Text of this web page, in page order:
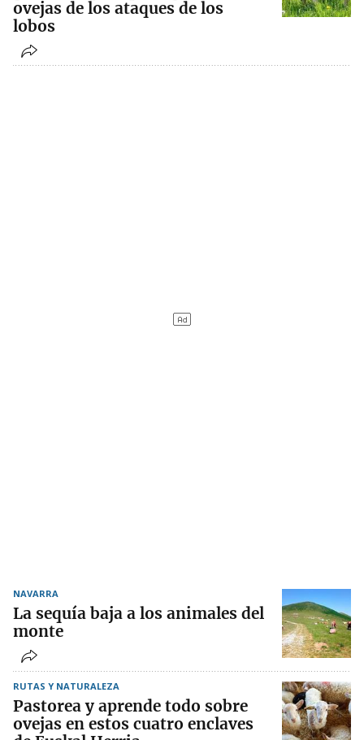
ovejas de los ataques de los
lobos
NAVARRA
La sequía baja a los animales del
monte
RUTAS Y NATURALEZA
Pastorea y aprende todo sobre
ovejas en estos cuatro enclaves